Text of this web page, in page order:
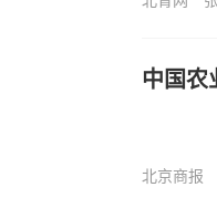
中国农
北京商报